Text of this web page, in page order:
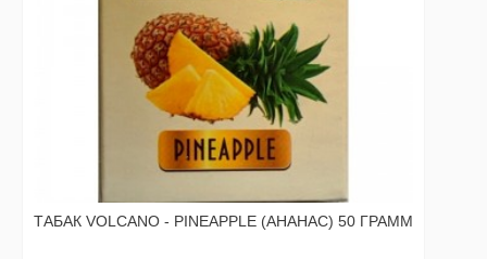
ТАБАК VOLCANO - PINEAPPLE (АНАНАС) 50 ГРАММ